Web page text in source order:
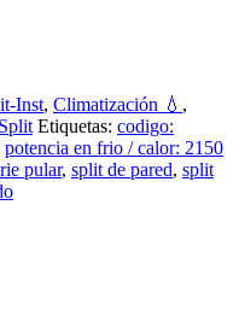
Inst, Climatización 💧 ,
Split Etiquetas: codigo:
potencia en frio / calor: 2150
pular, split de pared, split